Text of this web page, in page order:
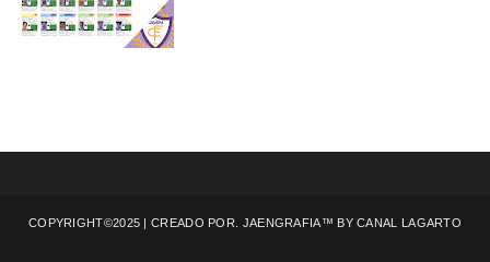
COPYRIGHT©2025 | CREADO POR. JAENGRAFIA™ BYCANAL LAGARTO